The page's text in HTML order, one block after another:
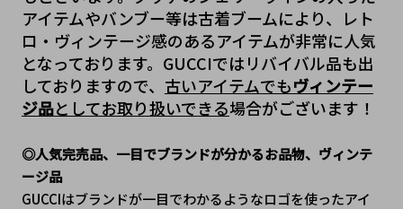
アイテムやバンブー等は古着ブームにより、レト
ロ・ヴィンテージ感のあるアイテムが非常に人気
となっております。GUCCIではリバイバル品も出
しておりますので、 古いアイテムでもヴィンテー
ジ品としてお取り扱いできる場合がございます！
◎人気完売品、一目でブランドが分かるお品物、ヴィンテ
ージ品
GUCCIはブランドが一目でわかるようなロゴを使ったアイ